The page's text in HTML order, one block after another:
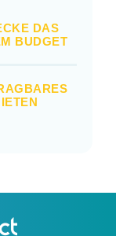
DAS
BUDGET